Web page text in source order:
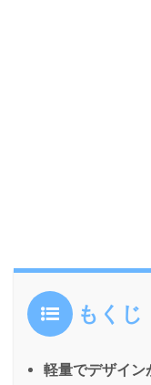
もくじ
軽量でデザイン